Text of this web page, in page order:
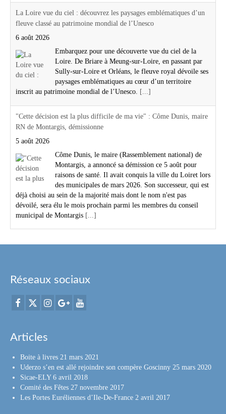
La Loire vue du ciel : découvrez les paysages emblématiques d’un
fleuve classé au patrimoine mondial de l’Unesco
6 août 2026
Embarquez pour une découverte vue du ciel de la
Loire. De Briare à Meung-sur-Loire, en passant par
Sully-sur-Loire et Orléans, le fleuve royal dévoile ses
paysages emblématiques au cœur d’un territoire
inscrit au patrimoine mondial de l’Unesco. [...]
"Cette décision est la plus difficile de ma vie" : Côme Dunis, maire
RN de Montargis, démissionne
5 août 2026
Côme Dunis, le maire (Rassemblement national) de
Montargis, a annoncé sa démission ce 5 août pour
raisons de santé. Il avait conquis la ville du Loiret lors
des municipales de mars 2026. Son successeur, qui est
déjà choisi au sein de la majorité mais dont le nom n'est pas
dévoilé, sera élu le mois prochain parmi les membres du conseil
municipal de Montargis [...]
Réseaux sociaux
Articles
Boite à livres 21 mars 2021
Uderzo s’en est allé rejoindre son compère Goscinny 25 mars 2020
Sicae-ELY 6 avril 2018
Comité des Fêtes 27 novembre 2017
Les Portes Euréliennes d’Ile-De-France 2 avril 2017